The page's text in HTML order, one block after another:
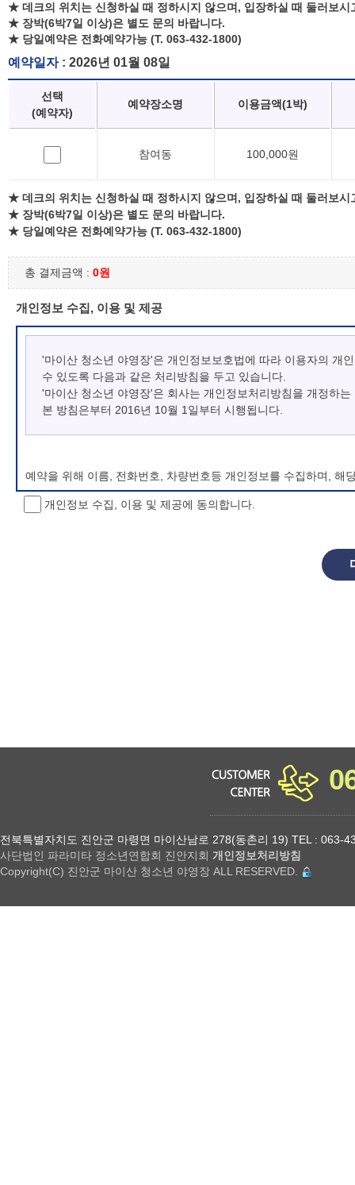
★ 데크의 위치는 신청하실 때 정하시지 않으며, 입장하실 때 둘러보시
★ 장박(6박7일 이상)은 별도 문의 바랍니다.
★ 당일예약은 전화예약가능 (T. 063-432-1800)
예약일자: 2026년 01월 08일
선택
(예약자)
예약장소명 이용금액(1박)
참여동 100,000원
★ 데크의 위치는 신청하실 때 정하시지 않으며, 입장하실 때 둘러보시
★ 장박(6박7일 이상)은 별도 문의 바랍니다.
★ 당일예약은 전화예약가능 (T. 063-432-1800)
총 결제금액 : 0원
개인정보 수집, 이용 및 제공
'마이산 청소년 야영장'은 개인정보보호법에 따라 이용자의 개
수 있도록 다음과 같은 처리방침을 두고 있습니다.
'마이산 청소년 야영장'은 회사는 개인정보처리방침을 개정하
본 방침은부터 2016년 10월 1일부터 시행됩니다.
예약을 위해 이름, 전화번호, 차량번호등 개인정보를 수집하며, 해
개인정보 처리방침 변경
개인정보 수집, 이용 및 제공에 동의합니다.
전북특별자치도 진안군 마령면 마이산남로 278(동촌리 19) TEL : 063-
사단법인 파라미타 정소년연합회 진안지회 개인정보처리방침
Copyright(C) 진안군 마이산 청소년 야영장 ALL RESERVED.